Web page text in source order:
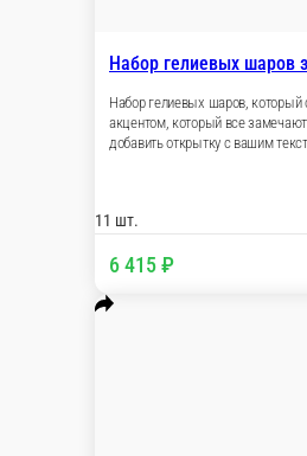
Набор гелиевых
Набор гелиевых
праздника, а шар с
свидания, вечеринки,
11 шт.
6 415 ₽